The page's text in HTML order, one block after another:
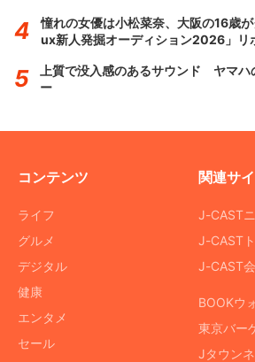
憧れの女優は小松菜奈、大阪の16歳
ux新人発掘オーディション2026」リ
上質で没入感のあるサウンド ヤマハ
ー
コンテンツ
ライフ
グルメ
デジタル
健康
エンタメ
セール
関連サ
J-CAST
J-CAST
J-CAST
BOOKウ
東京バー
Jタウン